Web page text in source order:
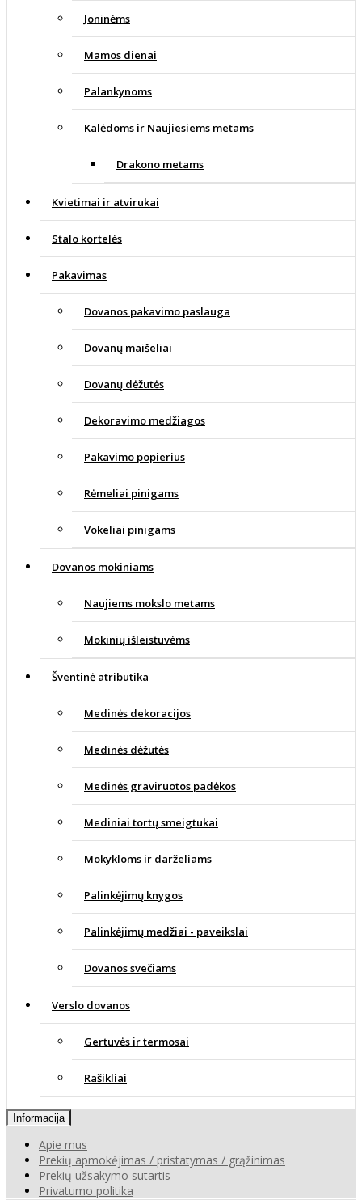
Joninėms
Mamos dienai
Palankynoms
Kalėdoms ir Naujiesiems metams
Drakono metams
Kvietimai ir atvirukai
Stalo kortelės
Pakavimas
Dovanos pakavimo paslauga
Dovanų maišeliai
Dovanų dėžutės
Dekoravimo medžiagos
Pakavimo popierius
Rėmeliai pinigams
Vokeliai pinigams
Dovanos mokiniams
Naujiems mokslo metams
Mokinių išleistuvėms
Šventinė atributika
Medinės dekoracijos
Medinės dėžutės
Medinės graviruotos padėkos
Mediniai tortų smeigtukai
Mokykloms ir darželiams
Palinkėjimų knygos
Palinkėjimų medžiai - paveikslai
Dovanos svečiams
Verslo dovanos
Gertuvės ir termosai
Rašikliai
Informacija
Apie mus
Prekių apmokėjimas / pristatymas / grąžinimas
Prekių užsakymo sutartis
Privatumo politika